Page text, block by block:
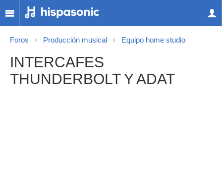
Foros Producción musical Equipo home studio
INTERCAFES
THUNDERBOLT Y ADAT